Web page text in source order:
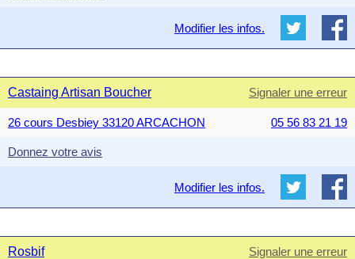
Modifier les infos.
Castaing Artisan Boucher Signaler une erreur
26 cours Desbiey 33120 ARCACHON 05 56 83 21 19
Donnez votre avis
Modifier les infos.
Rosbif Signaler une erreur